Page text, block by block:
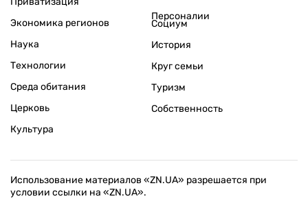
Экономика регионов
Персоналии
Наука
Технологии
Среда обитания
Церковь
Культура
Социум
История
Круг семьи
Туризм
Собственность
Использование материалов «ZN.UA» разрешается при
условии ссылки на «ZN.UA».